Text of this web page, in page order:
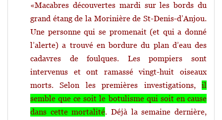
«Macabres découvertes mardi sur les bords du
grand étang de la Morinière de St-Denis-d’Anjou.
Une personne qui se promenait (et qui a donné
l’alerte) a trouvé en bordure du plan d’eau des
cadavres de foulques. Les pompiers sont
intervenus et ont ramassé vingt-huit oiseaux
morts. Selon les premières investigations, il
semble que ce soit lebotulismequi soit en cause
dans cette mortalité. Déjà la semaine dernière,